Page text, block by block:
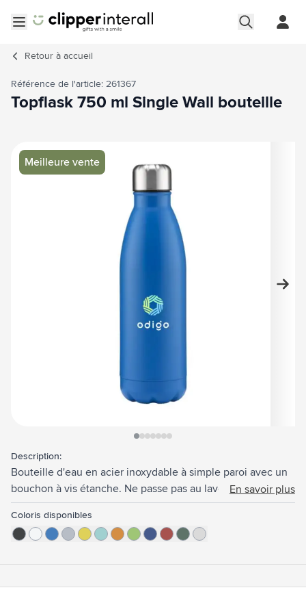
Retour à accueil
Meilleure vente
Image principale
Cliquez pour voir l'image en plein écran
Référence de l'article: 261367
Topflask 750 ml Single Wall bouteille
Description:
Bouteille d'eau en acier inoxydable à simple paroi avec un
bouchon à vis étanche. Ne passe pas au lave-vaisselle.
Capacité 750 ml.
En savoir plus
Coloris disponibles